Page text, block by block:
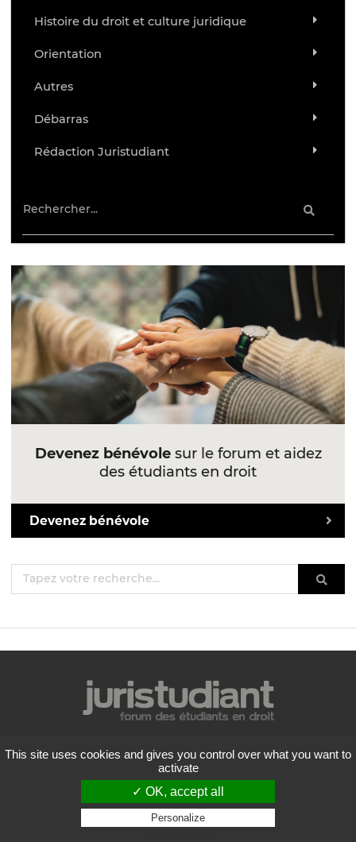
Histoire du droit et culture juridique
Orientation
Autres
Débarras
Rédaction Juristudiant
Devenez bénévolesur le forum et aidez
des étudiants en droit
Devenez bénévole
Mentions légales
Politique de confidentialité
Conditions générales d'utilisation
Liste des forums
Contactez-nous
This site uses cookies and gives you control over what you want to
activate
✓ OK, accept all
Personalize